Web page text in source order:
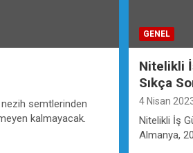
semtlerinden
kalmayacak.
GENEL
Nitelikli
Sıkça
4 Nisan
Nitelikli İş
Almanya,